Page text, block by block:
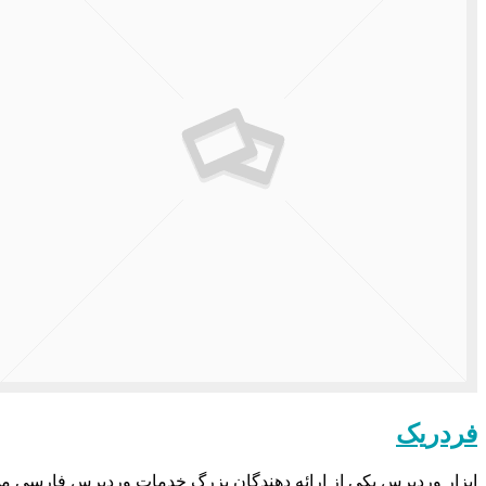
فردریک
ابزار وردپرس یکی از ارائه دهندگان بزرگ خدمات وردپرس فارسی می باشد که در